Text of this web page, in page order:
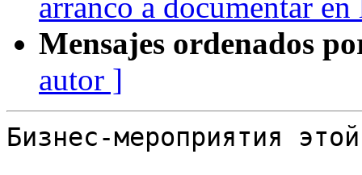
arranco a documentar
Mensajes ordenados
autor ]
Бизнес-мероприятия